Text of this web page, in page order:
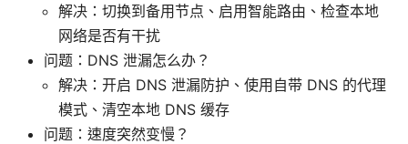
解决：切换到备用节点、启用智能路由、检查本地
网络是否有干扰
问题：DNS 泄漏怎么办？
解决：开启 DNS 泄漏防护、使用自带 DNS 的代理
模式、清空本地 DNS 缓存
问题：速度突然变慢？